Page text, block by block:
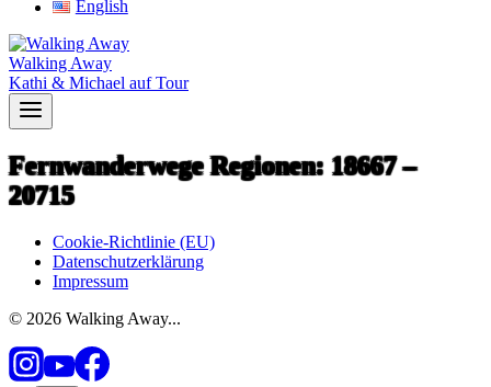
English
Walking Away
Kathi & Michael auf Tour
Fernwanderwege Regionen: 18667 –
20715
Cookie-Richtlinie (EU)
Datenschutzerklärung
Impressum
© 2026 Walking Away...